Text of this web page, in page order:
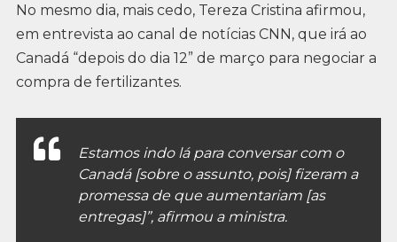
No mesmo dia, mais cedo, Tereza Cristina afirmou,
em entrevista ao canal de notícias CNN, que irá ao
Canadá “depois do dia 12” de março para negociar a
compra de fertilizantes.
Estamos indo lá para conversar com o
Canadá [sobre o assunto, pois] fizeram a
promessa de que aumentariam [as
entregas]”, afirmou a ministra.